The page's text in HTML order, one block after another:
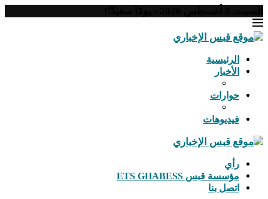
الرئيسية
الأخبار
حوارات
فيديوهات
رأي
مؤسسة قبس ETS GHABESS
اتصل بنا